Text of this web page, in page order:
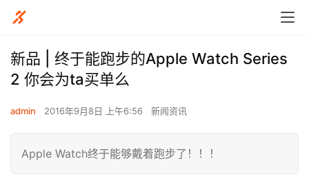
新品 | 终于能跑步的Apple Watch Series
2 你会为ta买单么
admin 2016年9月8日 上午6:56 新闻资讯
Apple Watch终于能够戴着跑步了！！！